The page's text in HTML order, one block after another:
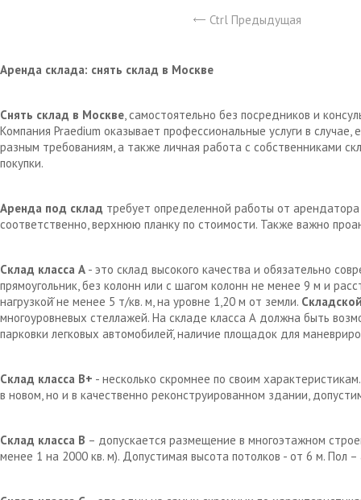
Ctrl Предыдущая
Аренда склада: снять склад в Москве
Снять склад в Москве, самостоятельно без посредников и
Компания Praedium оказывает профессиональные услуги в
разным требованиям, а также личная работа с собственниками
покупки.
Аренда под склад требует определенной работы от
соответственно, верхнюю планку по стоимости. Также важно
Склад класса А - это склад высокого качества и обязательно
прямоугольник, без колонн или с шагом колонн не менее 9 м и
нагрузкой̆ не менее 5 т/кв. м, на уровне 1,20 м от земли.
многоуровневых стеллажей. На складе класса А должна быть
парковки легковых автомобилей̆, наличие площадок для
Склад класса В+ - несколько скромнее по своим
в новом, но и в качественно реконструированном здании,
Склад класса В – допускается размещение в многоэтажном
менее 1 на 2000 кв. м). Допустимая высота потолков - от 6 м. Пол